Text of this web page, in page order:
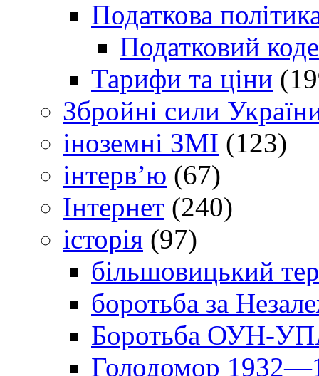
Податкова
Податковий
Тарифи та ціни
Збройні сили
іноземні ЗМІ (123)
інтерв’ю (67)
Інтернет (240)
історія (97)
більшовицький
боротьба за
Боротьба ОУН-УПА
Голодомор